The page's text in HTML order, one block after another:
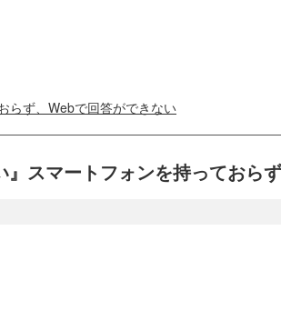
らず、Webで回答ができない
』スマートフォンを持っておら